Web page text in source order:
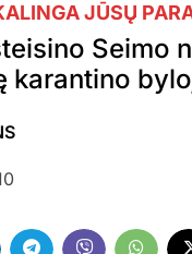
JŪSŲ
Seimo
karantino